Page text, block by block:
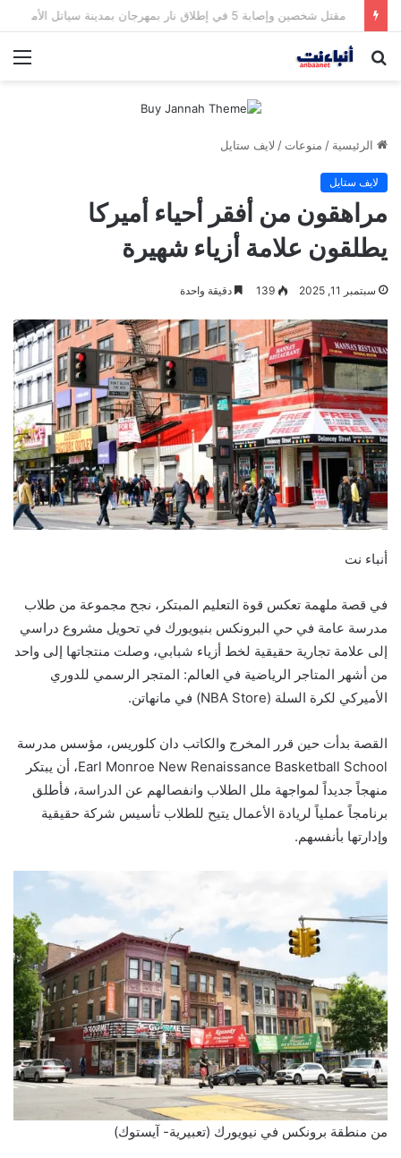
مقتل شخصين وإصابة 5 في إطلاق نار بمهرجان بمدينة سياتل الأميركية
بحث
الرئيسية / منوعات / لايف ستايل
لايف ستايل
مراهقون من أفقر أحياء أميركا
يطلقون علامة أزياء شهيرة
سبتمبر 11, 2025 139 دقيقة واحدة
أنباء نت
في قصة ملهمة تعكس قوة التعليم المبتكر، نجح مجموعة من طلاب
مدرسة عامة في حي البرونكس بنيويورك في تحويل مشروع دراسي
إلى علامة تجارية حقيقية لخط أزياء شبابي، وصلت منتجاتها إلى واحد
من أشهر المتاجر الرياضية في العالم: المتجر الرسمي للدوري
الأميركي لكرة السلة (NBA Store) في مانهاتن.
القصة بدأت حين قرر المخرج والكاتب دان كلوريس، مؤسس مدرسة
Earl Monroe New Renaissance Basketball School، أن يبتكر
منهجاً جديداً لمواجهة ملل الطلاب وانفصالهم عن الدراسة، فأطلق
برنامجاً عملياً لريادة الأعمال يتيح للطلاب تأسيس شركة حقيقية
وإدارتها بأنفسهم.
من منطقة برونكس في نيويورك (تعبيرية- آيستوك)